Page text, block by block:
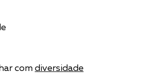
com diversidade